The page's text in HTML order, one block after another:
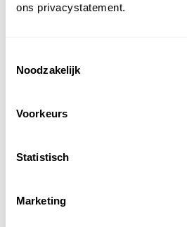
ons privacystatement.
Selection
Noodzakelijk
Voorkeurs
Statistisch
Marketing
Buitenschoolse